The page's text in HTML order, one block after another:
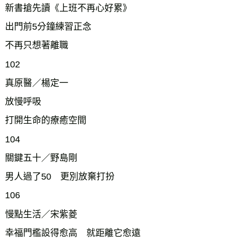
新書搶先讀《上班不再心好累》
出門前5分鐘練習正念
不再只想著離職
102
真原醫／楊定一
放慢呼吸
打開生命的療癒空間
104
關鍵五十／野島剛
男人過了50 更別放棄打扮
106
慢點生活／宋紫菱
幸福門檻設得愈高 就距離它愈遠